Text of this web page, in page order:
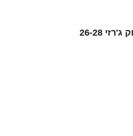
ילדים פולין Tymon Stepniewski #0 אדום לבן הרחק ג'רזי 26-28